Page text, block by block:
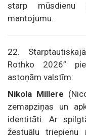
starp mūsdienu
mantojumu.
22.
Rothko 2026”
astoņām valstīm:
Nikola Millere
zemapziņas un
identitāti. Ar
žestuālu triepienu